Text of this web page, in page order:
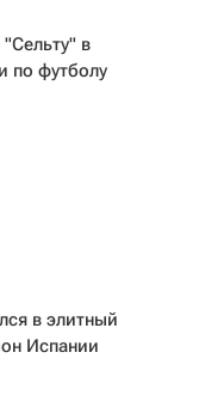
в
по футболу
в элитный
Испании